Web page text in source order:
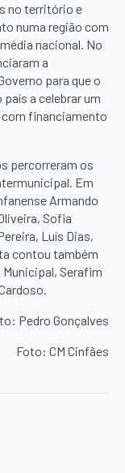
no território e
numa região com
nacional. No
a
para que o
a celebrar um
financiamento
percorreram os
Em
Armando
Sofia
Luís Dias,
contou também
Serafim
Pedro Gonçalves
Foto: CM Cinfães